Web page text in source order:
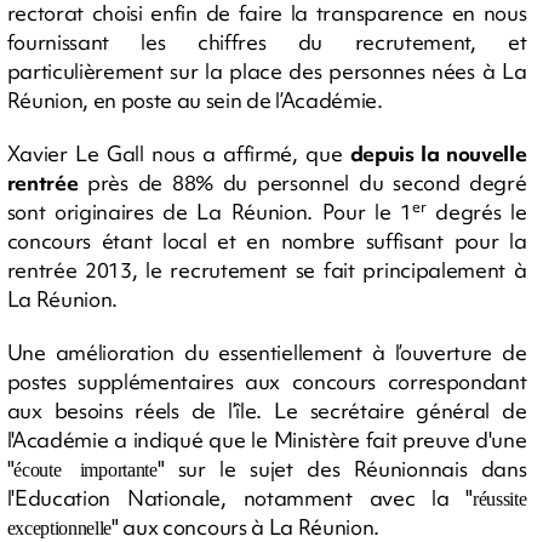
rectorat choisi enfin de faire la transparence en nous
fournissant les chiffres du recrutement, et
particulièrement sur la place des personnes nées à La
Réunion, en poste au sein de l’Académie.
Xavier Le Gall nous a affirmé, que depuis la nouvelle
rentréeprès de 88% du personnel du second degré
sont originaires de La Réunion. Pour le 1erdegrés le
concours étant local et en nombre suffisant pour la
rentrée 2013, le recrutement se fait principalement à
La Réunion.
Une amélioration du essentiellement à l’ouverture de
postes supplémentaires aux concours correspondant
aux besoins réels de l’île. Le secrétaire général de
l'Académie a indiqué que le Ministère fait preuve d'une
"écoute importante" sur le sujet des Réunionnais dans
l'Education Nationale, notamment avec la "réussite
exceptionnelle" aux concours à La Réunion.